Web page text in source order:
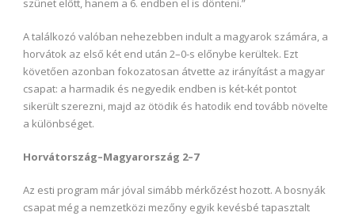
szünet előtt, hanem a 6. endben el is dönteni.”
A találkozó valóban nehezebben indult a magyarok számára, a
horvátok az első két end után 2–0-s előnybe kerültek. Ezt
követően azonban fokozatosan átvette az irányítást a magyar
csapat: a harmadik és negyedik endben is két-két pontot
sikerült szerezni, majd az ötödik és hatodik end tovább növelte
a különbséget.
Horvátország–Magyarország 2–7
Az esti program már jóval simább mérkőzést hozott. A bosnyák
csapat még a nemzetközi mezőny egyik kevésbé tapasztalt